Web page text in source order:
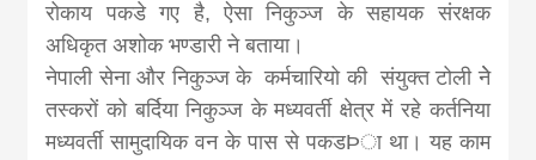
रोकाय पकडे गए है, ऐसा निकुञ्ज के सहायक संरक्षक
अधिकृत अशोक भण्डारी ने बताया।
नेपाली सेना और निकुञ्ज के कर्मचारियो की संयुक्त टोली नेे
तस्करों को बर्दिया निकुञ्ज के मध्यवर्ती क्षेत्र में रहे कर्तनिया
मध्यवर्ती सामुदायिक वन के पास से पकडÞा था। यह काम